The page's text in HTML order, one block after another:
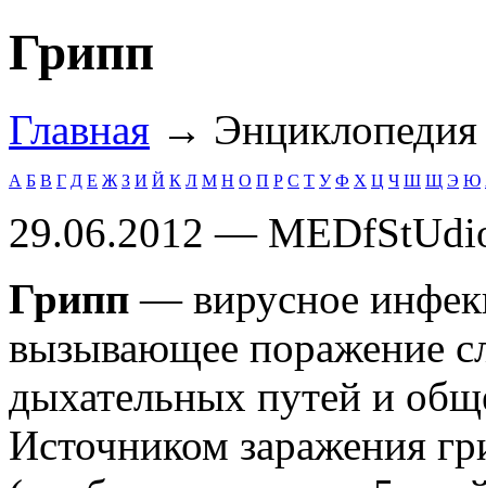
Грипп
Главная →
А Б В Г Д Е Ж З И Й К Л М Н О П Р С Т У Ф Х Ц Ч Ш Щ Э Ю
29.06.2012 —
Грипп — вирусное
вызывающее поражение
дыхательных путей и
Источником заражения